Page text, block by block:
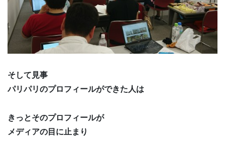
そして見事
パリパリのプロフィールができた人は
きっとそのプロフィールが
メディアの目に止まり